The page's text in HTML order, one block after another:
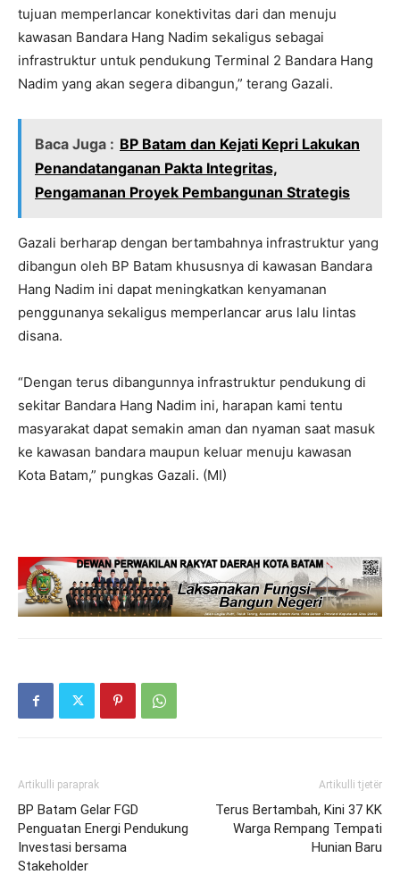
tujuan memperlancar konektivitas dari dan menuju
kawasan Bandara Hang Nadim sekaligus sebagai
infrastruktur untuk pendukung Terminal 2 Bandara Hang
Nadim yang akan segera dibangun,” terang Gazali.
Baca Juga : BP Batam dan Kejati Kepri Lakukan
Penandatanganan Pakta Integritas,
Pengamanan Proyek Pembangunan Strategis
Gazali berharap dengan bertambahnya infrastruktur yang
dibangun oleh BP Batam khususnya di kawasan Bandara
Hang Nadim ini dapat meningkatkan kenyamanan
penggunanya sekaligus memperlancar arus lalu lintas
disana.
“Dengan terus dibangunnya infrastruktur pendukung di
sekitar Bandara Hang Nadim ini, harapan kami tentu
masyarakat dapat semakin aman dan nyaman saat masuk
ke kawasan bandara maupun keluar menuju kawasan
Kota Batam,” pungkas Gazali. (MI)
Artikulli paraprak
BP Batam Gelar FGD
Penguatan Energi Pendukung
Investasi bersama
Stakeholder
Artikulli tjetër
Terus Bertambah, Kini 37 KK
Warga Rempang Tempati
Hunian Baru